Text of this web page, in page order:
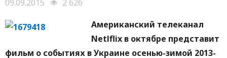
09.09.2015
2 626
Американский телеканал
Netlflix в октябре представит
фильм о событиях в Украине осенью-зимой 2013-